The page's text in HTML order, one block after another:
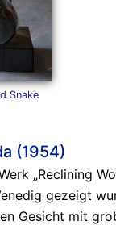
Snake
(1954)
„Reclining
gezeigt
Gesicht mit